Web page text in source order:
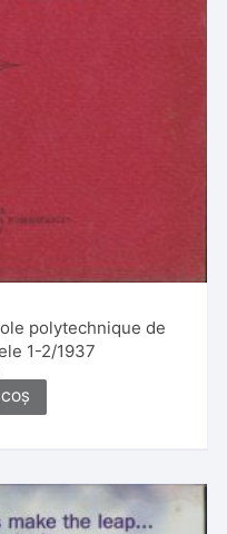
polytechnique de
1-2/1937